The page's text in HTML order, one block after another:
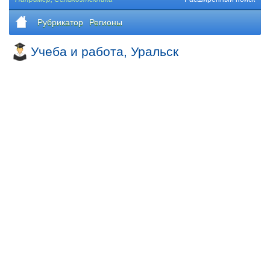
Рубрикатор Регионы
Учеба и работа, Уральск